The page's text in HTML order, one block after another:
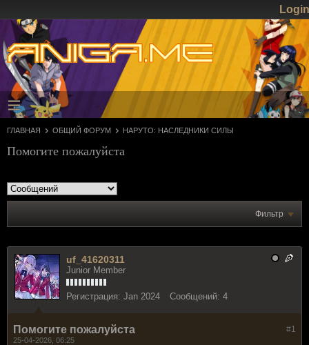
Login
ГЛАВНАЯ ОБЩИЙ ФОРУМ НАРУТО: НАСЛЕДНИКИ СИЛЫ
Помогите пожалуйста
Фильтр
uf_41620311
Junior Member
Регистрация: Jan 2024 Сообщений: 4
#1
Помогите пожалуйста
25-04-2026, 06:25